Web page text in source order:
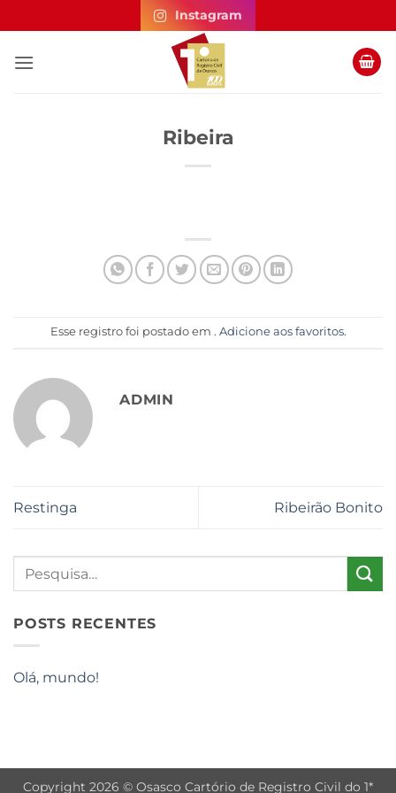
to
content
Instagram
Ribeira
Esse registro foi postado em . Adicione aos favoritos.
ADMIN
Restinga Ribeirão Bonito
POSTS RECENTES
Olá, mundo!
Copyright 2026 © Osasco Cartório de Registro Civil do 1*